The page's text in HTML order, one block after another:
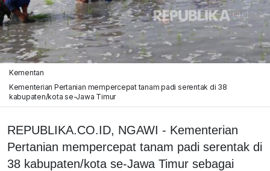
Kementan
Kementerian Pertanian mempercepat tanam padi serentak di 38
kabupaten/kota se-Jawa Timur
REPUBLIKA.CO.ID, NGAWI - Kementerian
Pertanian mempercepat tanam padi serentak di
38 kabupaten/kota se-Jawa Timur sebagai